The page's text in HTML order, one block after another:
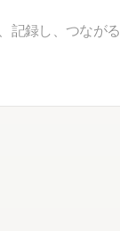
記録し、つながる